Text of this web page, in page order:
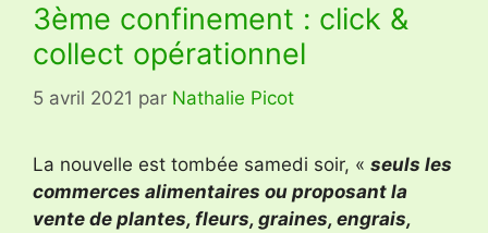
3ème confinement : click &
collect opérationnel
5 avril 2021 par Nathalie Picot
La nouvelle est tombée samedi soir, « seuls les
commerces alimentaires ou proposant la
vente de plantes, fleurs, graines, engrais,